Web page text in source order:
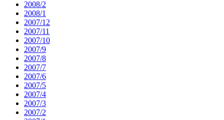
2008/2
2008/1
2007/12
2007/11
2007/10
2007/9
2007/8
2007/7
2007/6
2007/5
2007/4
2007/3
2007/2